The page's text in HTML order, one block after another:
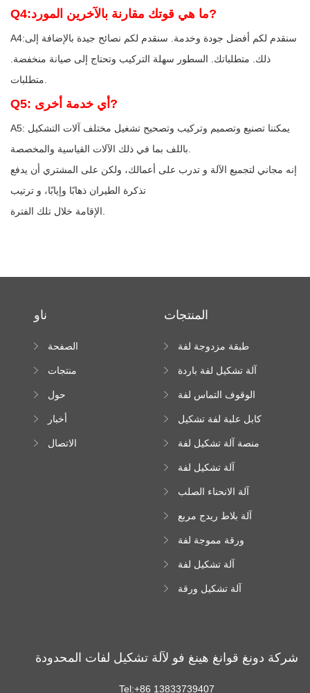
Q4:ما هي قوتك مقارنة بالآخرين المورد?
A4:سنقدم لكم أفضل جودة وخدمة. سنقدم لكم نصائح جيدة بالإضافة إلى
ذلك. متطلباتك. السطور سهلة التركيب وتحتاج إلى صيانة منخفضة.
Q5: أي خدمة أخرى?
A5: يمكننا تصنيع وتصميم وتركيب وتصحيح تشغيل مختلف آلات التشكيل
إنه مجاني لتجميع الآلة و تدرب على أعمالك، ولكن على المشتري أن يدفع
تذكرة الطيران ذهابًا وإيابًا، و ترتيب
ناو
الصفحة
منتجات
حول
أخبار
الاتصال
المنتجات
طبقة مزدوجة لفة
آلة تشكيل لفة باردة
الوقوف التماس لفة
كابل علبة لفة تشكيل
منصة آلة تشكيل لفة
آلة تشكيل لفة
آلة الانحناء الصلب
آلة بلاط ريدج مربع
ورقة مموجة لفة
آلة تشكيل لفة
آلة تشكيل ورقة
شركة دونغ قوانغ هينغ فو لآلة تشكيل لفات المحدودة
Tel:+86 13833739407